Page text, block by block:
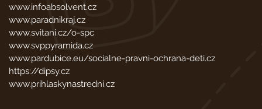
www.infoabsolvent.cz
www.paradnikraj.cz
www.svitani.cz/o-spc
www.svppyramida.cz
www.pardubice.eu/socialne-pravni-ochrana-deti.cz
https://dipsy.cz
www.prihlaskynastredni.cz